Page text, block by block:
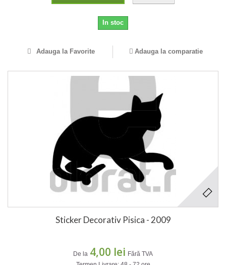
In stoc
Adauga la Favorite Adauga la comparatie
Sticker Decorativ Pisica - 2009
De la 4,00 lei Fără TVA